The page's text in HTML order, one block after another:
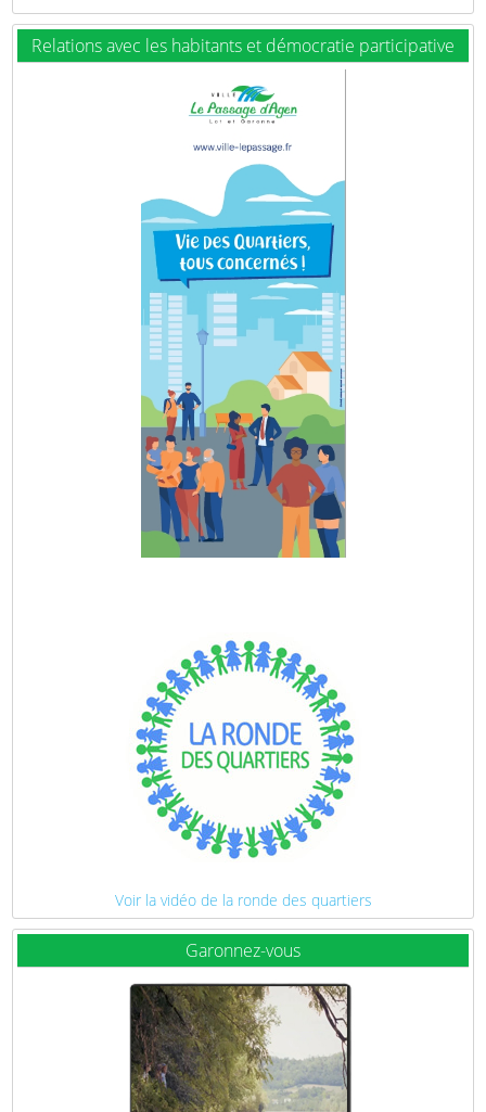
Relations avec les habitants et démocratie participative
Voir la vidéo de la ronde des quartiers
Garonnez-vous